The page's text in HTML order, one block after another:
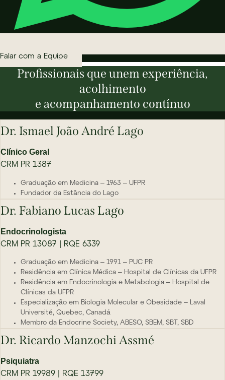
Falar com a Equipe
Profissionais que unem experiência,
acolhimento
e acompanhamento contínuo
Dr. Ismael João André Lago
Clínico Geral
CRM PR 1387
Graduação em Medicina – 1963 – UFPR
Fundador da Estância do Lago
Dr. Fabiano Lucas Lago
Endocrinologista
CRM PR 13087 | RQE 6339
Graduação em Medicina – 1991 – PUC PR
Residência em Clínica Médica – Hospital de Clínicas da UFPR
Residência em Endocrinologia e Metabologia – Hospital de
Clínicas da UFPR
Especialização em Biologia Molecular e Obesidade – Laval
Université, Quebec, Canadá
Membro da Endocrine Society, ABESO, SBEM, SBT, SBD
Dr. Ricardo Manzochi Assmé
Psiquiatra
CRM PR 19989 | RQE 13799